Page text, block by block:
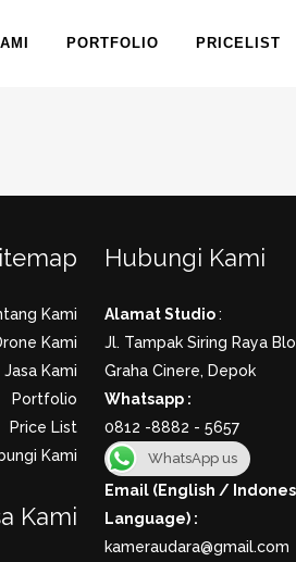
PORTFOLIO PRICELIST
Kami
Kami
Jasa Kami
Portfolio
Price List
Kami
Kami
Hubungi Kami
Alamat Studio :
Jl. Tampak Siring Raya
Graha Cinere, Depok
Whatsapp :
0812 -8882 - 5657
WhatsApp us
Email (English /
Language) :
kameraudara@gmail.com